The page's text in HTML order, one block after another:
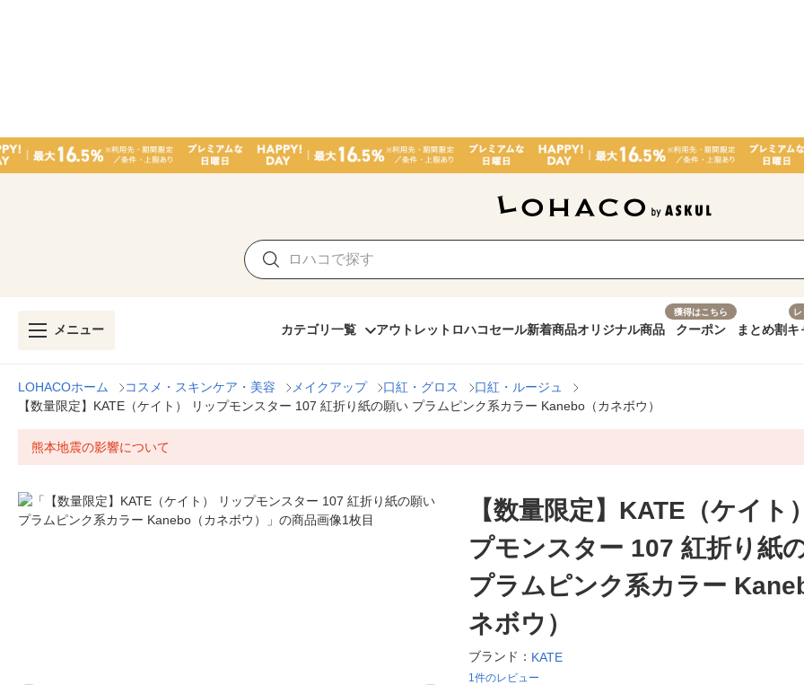
メニュー カテゴリ一覧 アウトレット ロハコセール新着商品オリジナル商品
獲得はこちら
クーポン まとめ割キ
LOHACOホーム コスメ・スキンケア・美容 メイクアップ 口紅・グロス
口紅・ルージュ
【数量限定】KATE（ケイト） リップモンスター 107 紅折り紙の願い プラムピンク系カラー Kanebo（カネボウ）
熊本地震の影響について
【数量限定】KATE（ケイト
プモンスター 107 紅折り紙
プラムピンク系カラー
ネボウ）
ブランド： KATE
1件のレビュー